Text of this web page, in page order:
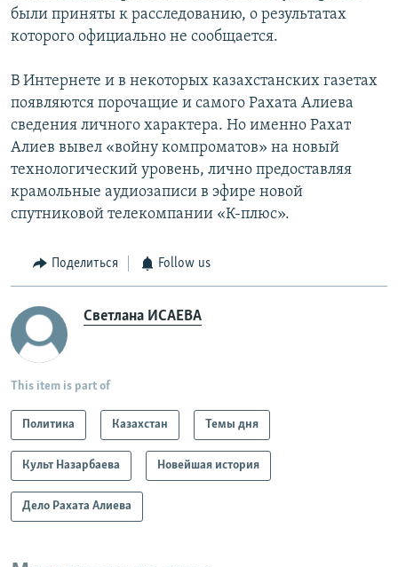
были приняты к расследованию, о результатах
которого официально не сообщается.
В Интернете и в некоторых казахстанских газетах
появляются порочащие и самого Рахата Алиева
сведения личного характера. Но именно Рахат
Алиев вывел «войну компроматов» на новый
технологический уровень, лично предоставляя
крамольные аудиозаписи в эфире новой
спутниковой телекомпании «К-плюс».
Поделиться Follow us
Светлана ИСАЕВА
This item is part of
Политика Казахстан Темы дня
Культ Назарбаева Новейшая история
Дело Рахата Алиева